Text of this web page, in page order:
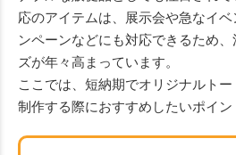
応のアイテムは、展示会や急なイ
ンペーンなどにも対応できるため
ズが年々高まっています。
ここでは、短納期でオリジナルト
制作する際におすすめしたいポイン